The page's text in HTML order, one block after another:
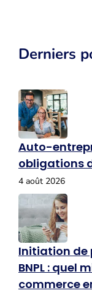
Derniers
Auto-
obligations
4 août 2026
Initiation de
BNPL : quel
commerce